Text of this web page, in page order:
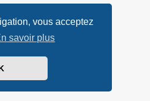
vous acceptez
savoir plus